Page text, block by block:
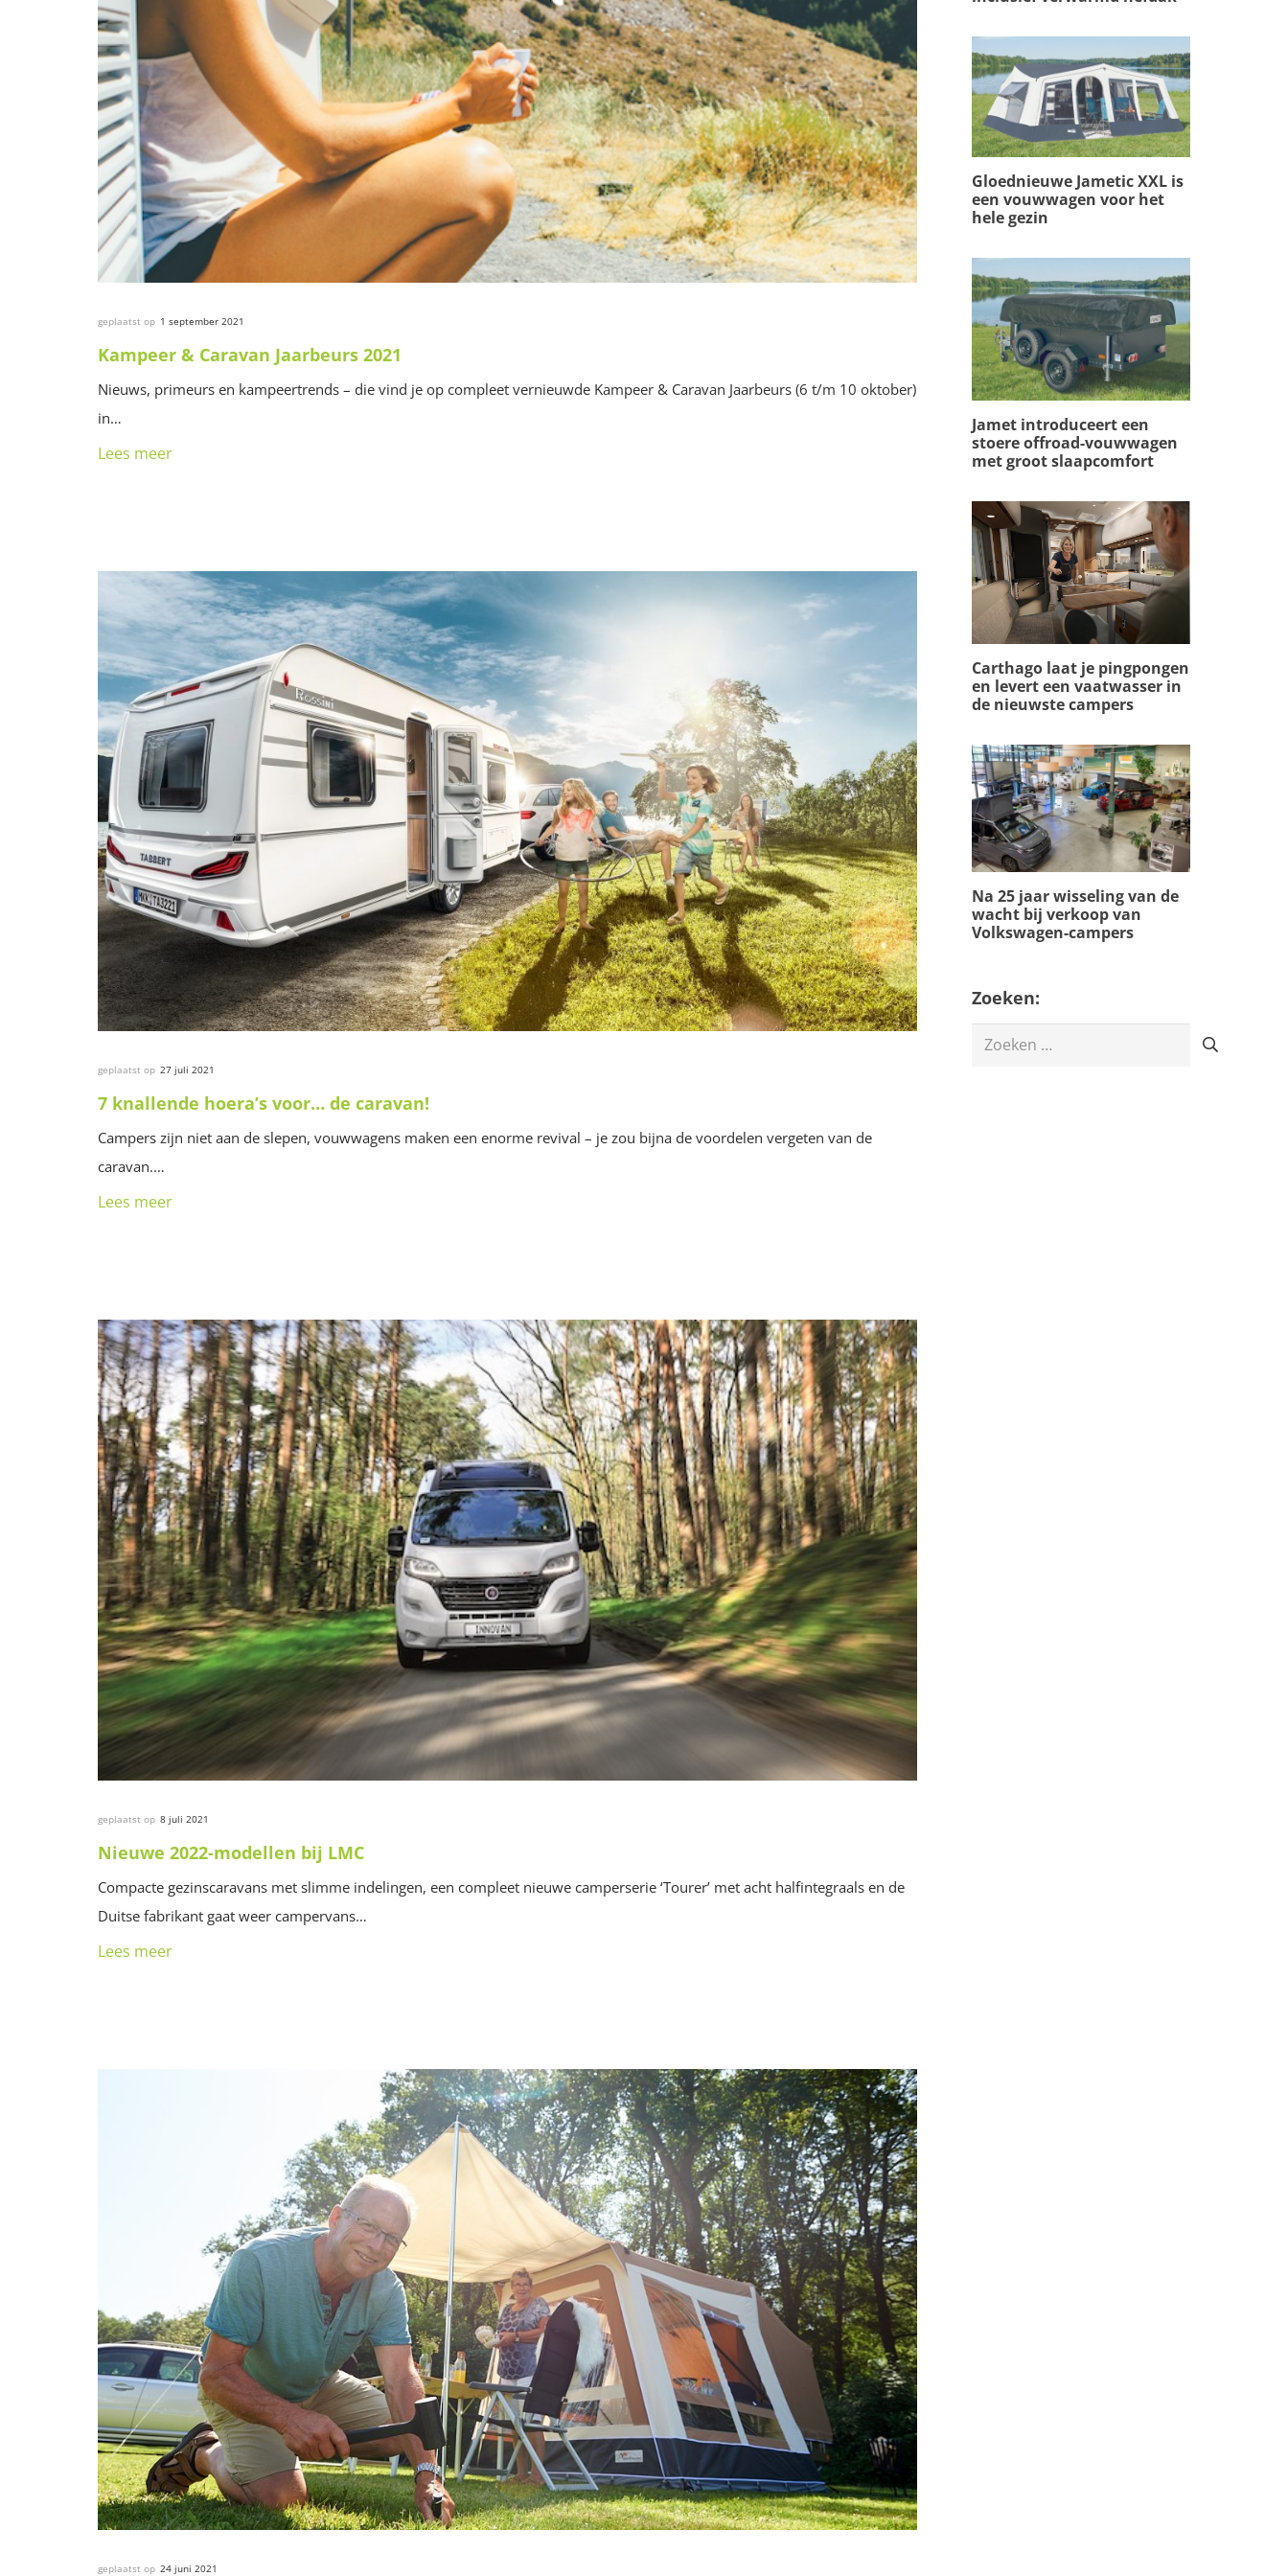
geplaatst op 1 september 2021
Kampeer & Caravan Jaarbeurs 2021
Nieuws, primeurs en kampeertrends – die vind je op compleet vernieuwde Kampeer & Caravan Jaarbeurs (6 t/m 10 oktober)
in…
Lees meer
geplaatst op 27 juli 2021
7 knallende hoera’s voor… de caravan!
Campers zijn niet aan de slepen, vouwwagens maken een enorme revival – je zou bijna de voordelen vergeten van de
caravan.…
Lees meer
geplaatst op 8 juli 2021
Nieuwe 2022-modellen bij LMC
Compacte gezinscaravans met slimme indelingen, een compleet nieuwe camperserie ‘Tourer’ met acht halfintegraals en de
Duitse fabrikant gaat weer campervans…
Lees meer
geplaatst op 24 juni 2021
Gloednieuwe Jametic XXL is
een vouwwagen voor het
hele gezin
Jamet introduceert een
stoere offroad-vouwwagen
met groot slaapcomfort
Carthago laat je pingpongen
en levert een vaatwasser in
de nieuwste campers
Na 25 jaar wisseling van de
wacht bij verkoop van
Volkswagen-campers
Zoeken:
Zoeken